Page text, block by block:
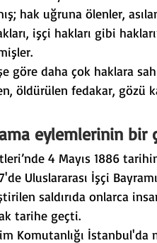
hak uğruna ölenler,
işçi hakları gibi
göre daha çok haklara
öldürülen fedakar, gözü
eylemlerinin bir
4 Mayıs 1886
Uluslararası İşçi
saldırıda onlarca
tarihe geçti.
Komutanlığı